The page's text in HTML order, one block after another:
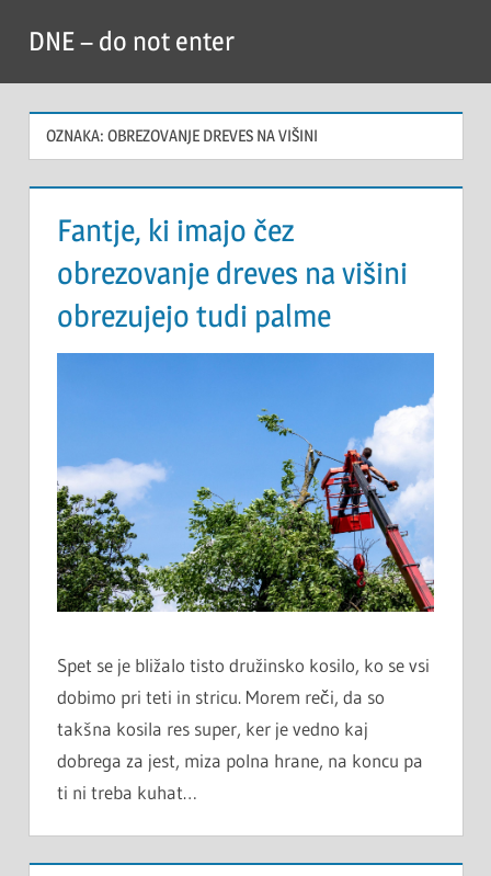
content
DNE – do not enter
OZNAKA: OBREZOVANJE DREVES NA VIŠINI
Fantje, ki imajo čez
obrezovanje dreves na višini
obrezujejo tudi palme
Spet se je bližalo tisto družinsko kosilo, ko se vsi
dobimo pri teti in stricu. Morem reči, da so
takšna kosila res super, ker je vedno kaj
dobrega za jest, miza polna hrane, na koncu pa
ti ni treba kuhat…